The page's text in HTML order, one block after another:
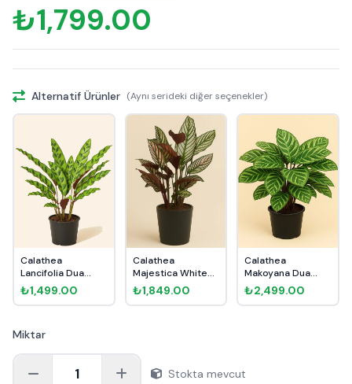
₺1,799.00
Alternatif Ürünler (Aynı serideki diğer seçenekler)
Calathea
Lancifolia Dua
Çiçeği
₺1,499.00
Calathea
Majestica White
Star Dua Çiçeği
₺1,849.00
Calathea
Makoyana Dua
Çiçeği
₺2,499.00
Miktar
1 Stokta mevcut